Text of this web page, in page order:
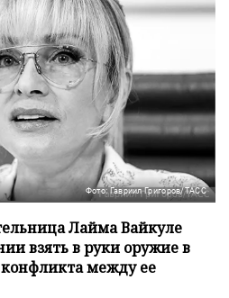
Фото: Гавриил Григоров/ТАСС
Лайма Вайкуле
взять в руки оружие в
между ее